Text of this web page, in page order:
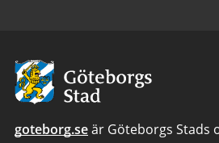
Avsändare:
Göteborgs
Stad
goteborg.seär Göteborgs Stads